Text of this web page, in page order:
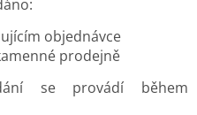
objednávce
prodejně
se provádí během